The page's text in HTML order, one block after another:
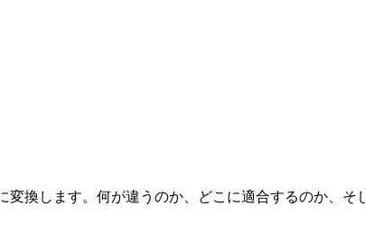
換します。何が違うのか、どこに適合するのか、そ